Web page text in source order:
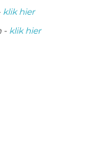
klik hier
- klik hier